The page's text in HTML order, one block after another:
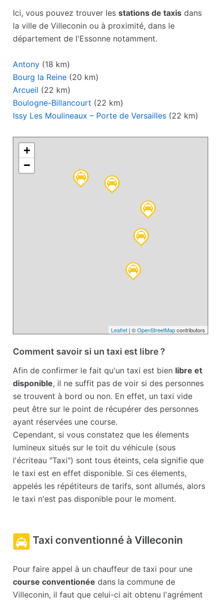
Ici, vous pouvez trouver lesstations de taxis dans
la ville de Villeconin ou à proximité, dans le
département de l'Essonne notamment.
Antony (18 km)
Bourg la Reine (20 km)
Arcueil (22 km)
Boulogne-Billancourt (22 km)
Issy Les Moulineaux – Porte de Versailles (22 km)
+
−
Leaflet| ©OpenStreetMapcontributors
Comment savoir si un taxi est libre ?
Afin de confirmer le fait qu'un taxi est bien libre et
disponible, il ne suffit pas de voir si des personnes
se trouvent à bord ou non. En effet, un taxi vide
peut être sur le point de récupérer des personnes
ayant réservées une course.
Cependant, si vous constatez que les élements
lumineux situés sur le toit du véhicule (sous
l'écriteau "Taxi") sont tous éteints, cela signifie que
le taxi est en effet disponible. Si ces élements,
appelés les répétiteurs de tarifs, sont allumés, alors
le taxi n'est pas disponible pour le moment.
Taxi conventionné à Villeconin
Pour faire appel à un chauffeur de taxi pour une
course conventionée dans la commune de
Villeconin, il faut que celui-ci ait obtenu l'agrément